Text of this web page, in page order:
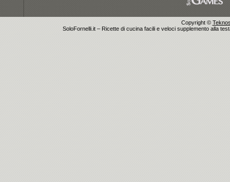
Copyright ©
SoloFornelli.it – Ricette di cucina facili e veloci supplemento alla